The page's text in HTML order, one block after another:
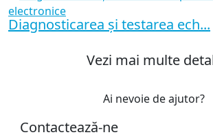
Diagnosticarea și testarea ech...
Vezi mai multe
Ai nevoie de ajutor?
Contactează-ne